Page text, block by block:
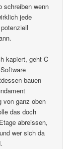
schreiben wenn
jede
kapiert, geht C
bauen
von ganz oben
das doch
abreissen,
wer sich da